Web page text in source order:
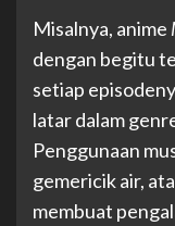
Misalnya, anime
dengan begitu
setiap
latar dalam
Penggunaan
gemericik air,
membuat